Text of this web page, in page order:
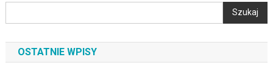
Szukaj
OSTATNIE WPISY